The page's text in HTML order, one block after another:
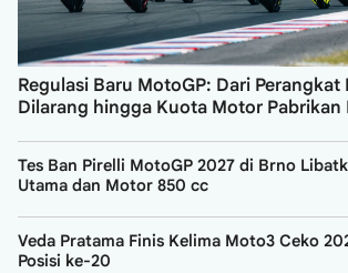
Regulasi Baru MotoGP: Dari
Dilarang hingga Kuota Motor Pabrikan
Tes Ban Pirelli MotoGP 2027 di Brno
Utama dan Motor 850 cc
Veda Pratama Finis Kelima Moto3 Ceko
Posisi ke-20